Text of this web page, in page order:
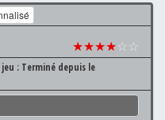
★★★★☆☆
: Terminé depuis le